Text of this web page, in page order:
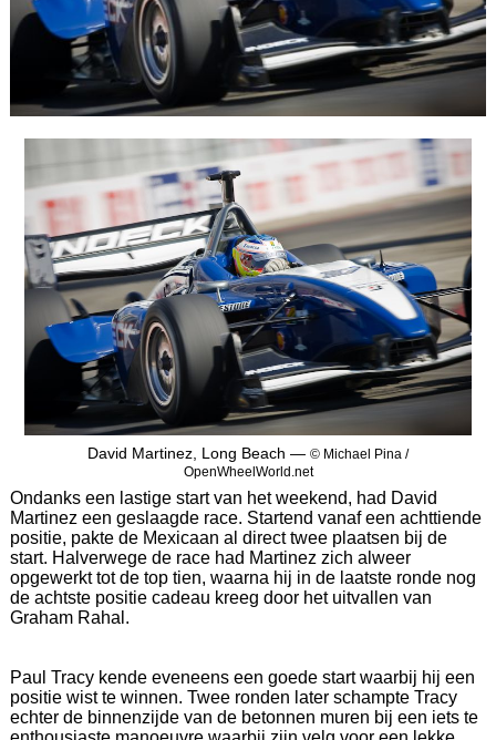
David Martinez, Long Beach — © Michael Pina /
OpenWheelWorld.net
Ondanks een lastige start van het weekend, had David
Martinez een geslaagde race. Startend vanaf een achttiende
positie, pakte de Mexicaan al direct twee plaatsen bij de
start. Halverwege de race had Martinez zich alweer
opgewerkt tot de top tien, waarna hij in de laatste ronde nog
de achtste positie cadeau kreeg door het uitvallen van
Graham Rahal.
Paul Tracy kende eveneens een goede start waarbij hij een
positie wist te winnen. Twee ronden later schampte Tracy
echter de binnenzijde van de betonnen muren bij een iets te